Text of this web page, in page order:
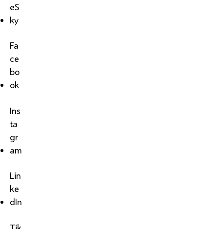
eS
ky
Fa
ce
bo
ok
Ins
ta
gr
am
Lin
ke
dIn